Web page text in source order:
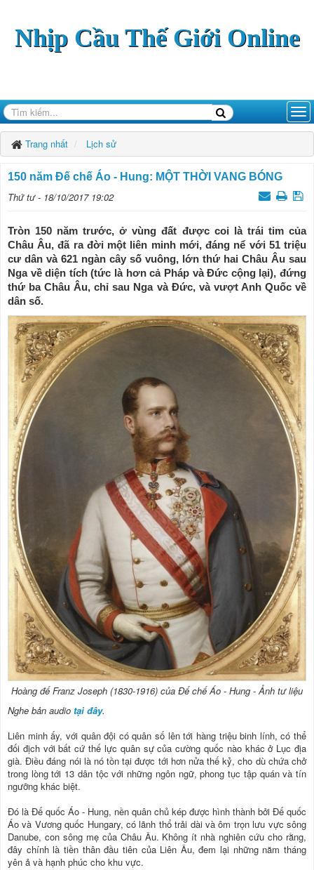
Nhịp Cầu Thế Giới Online
Trang nhất Lịch sử
150 năm Đế chế Áo - Hung: MỘT THỜI VANG BÓNG
Thứ tư - 18/10/2017 19:02
Tròn 150 năm trước, ở vùng đất được coi là trái tim của
Châu Âu, đã ra đời một liên minh mới, đáng nể với 51 triệu
cư dân và 621 ngàn cây số vuông, lớn thứ hai Châu Âu sau
Nga về diện tích (tức là hơn cả Pháp và Đức cộng lại), đứng
thứ ba Châu Âu, chỉ sau Nga và Đức, và vượt Anh Quốc về
dân số.
Hoàng đế Franz Joseph (1830-1916) của Đế chế Áo - Hung - Ảnh tư liệu
Nghe bản audio tại đây.
Liên minh ấy, với quân đội có quân số lên tới hàng triệu binh lính, có thể
đối địch với bất cứ thế lực quân sự của cường quốc nào khác ở Lục địa
già. Điều đáng nói là nó tồn tại được tới hơn nửa thế kỷ, cho dù chứa chở
trong lòng tới 13 dân tộc với những ngôn ngữ, phong tục tập quán và tín
ngưỡng khác biệt.
Đó là Đế quốc Áo - Hung, nền quân chủ kép được hình thành bởi Đế quốc
Áo và Vương quốc Hungary, có lãnh thổ trải dài và ôm trọn lưu vực sông
Danube, con sông mẹ của Châu Âu. Không ít nhà nghiên cứu cho rằng,
đây chính là tiền thân đầu tiên của Liên Âu, đem lại những năm tháng
yên ả và hạnh phúc cho khu vực.